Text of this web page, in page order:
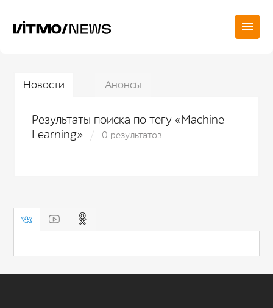
Новости Анонсы
Результаты поиска по тегу «Machine
Learning»
0 результатов